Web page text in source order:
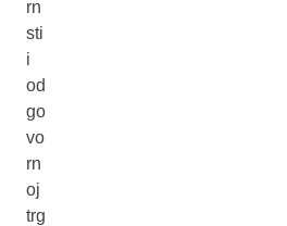
rn
sti
i
od
go
vo
rn
oj
trg